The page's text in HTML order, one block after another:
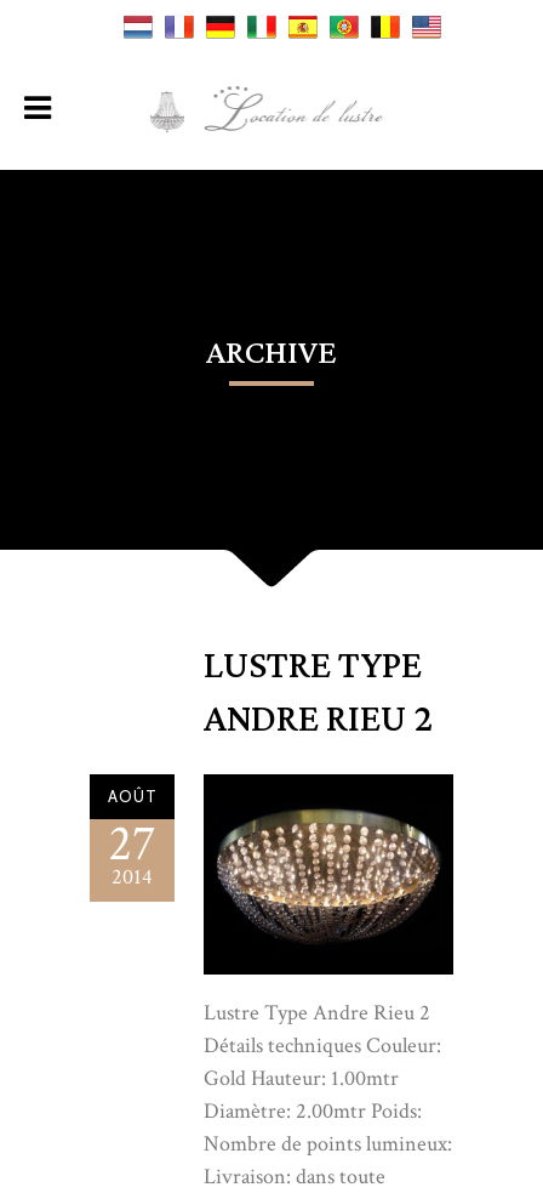
ARCHIVE
LUSTRE TYPE
ANDRE RIEU 2
AOÛT
27
2014
Lustre Type Andre Rieu 2
Détails techniques Couleur:
Gold Hauteur: 1.00mtr
Diamètre: 2.00mtr Poids:
Nombre de points lumineux:
Livraison: dans toute